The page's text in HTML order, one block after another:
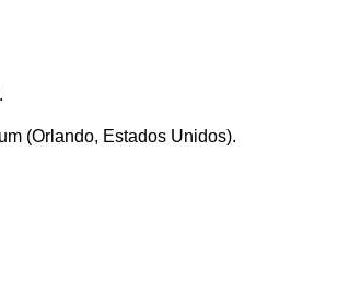
(Orlando, Estados Unidos).